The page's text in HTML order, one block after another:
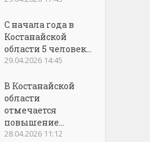
С начала года в
Костанайской
области 5 человек...
29.04.2026 14:45
В Костанайской
области
отмечается
повышение...
28.04.2026 11:12